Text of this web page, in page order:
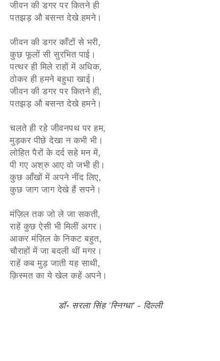
जीवन की डगर पर कितने ही
पतझड़ औ बसन्त देखे हमने।
जीवन की डगर काँटों से भरी,
कुछ फूलों सी सुरभित पाई।
पत्थर ही मिले राहों में अधिक,
ठोकर ही हमने बहुधा खाई।
जीवन की डगर पर कितने ही,
पतझड़ औ बसन्त देखे हमने।
चलते ही रहे जीवनपथ पर हम,
मुड़कर पीछे देखा न कभी भी।
लोहित पैरों के दर्द सहे मन में,
पी गए अश्रु आए वो जभी ही।
कुछ आँखों में अपने नींद लिए,
कुछ जाग जाग देखे हैं सपने।
मंज़िल तक जो ले जा सकती,
राहें कुछ ऐसी भी मिलीं अगर।
आकर मंज़िल के निकट बहुत,
चौराहों में जा बदली थीं मगर।
राहें कब मुड़ जाती यह साथी,
क़िस्मत का ये खेल कहें अपने।
डॉ॰ सरला सिंह 'स्निग्धा' - दिल्ली